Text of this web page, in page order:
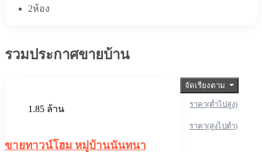
2ห้อง
รวมประกาศขายบ้าน
จัดเรียงตาม
ราคา(ต่ำไปสูง)
ราคา(สูงไปต่ำ)
1.85 ล้าน
ขายทาวน์โฮม หมู่บ้านนันทนา